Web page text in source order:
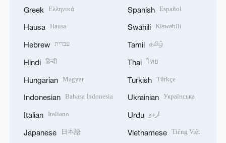
Greek Ελληνικά
Hausa Hausa
Hebrew עברית
Hindi हिन्दी
Hungarian Magyar
Indonesian Bahasa Indonesia
Italian Italiano
Japanese 日本語
Spanish Español
Swahili Kiswahili
Tamil தமிழ்
Thai ไทย
Turkish Türkçe
Ukrainian Українська
Urdu اردو
Vietnamese Tiếng Việt